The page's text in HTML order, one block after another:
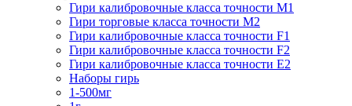
Гири калибровочные класса точности M1
Гири торговые класса точности M2
Гири калибровочные класса точности F1
Гири калибровочные класса точности F2
Гири калибровочные класса точности E2
Наборы гирь
1-500мг